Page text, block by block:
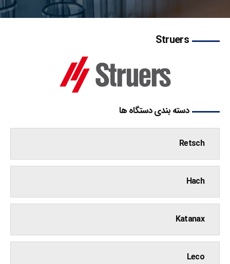
Struers
دسته بندی دستگاه ها
Retsch
Hach
Katanax
Leco